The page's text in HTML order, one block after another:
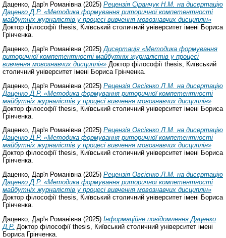
Даценко, Дар'я Романівна(2025) Рецензія Сіранчук Н.М. на дисертацію
Даценко Д.Р. «Методика формування риторичної компетентності
майбутніх журналістів у процесі вивчення мовознавчих дисциплін»
Доктор філософії thesis, Київський столичний університет імені Бориса
Грінченка.
Даценко, Дар'я Романівна (2025) Дисертація «Методика формування
риторичної компетентності майбутніх журналістів у процесі
вивчення мовознавчих дисциплін» Доктор філософії thesis, Київський
столичний університет імені Бориса Грінченка.
Даценко, Дар'я Романівна (2025) Рецензія Овсієнко Л.М. на дисертацію
Даценко Д.Р. «Методика формування риторичної компетентності
майбутніх журналістів у процесі вивчення мовознавчих дисциплін»
Доктор філософії thesis, Київський столичний університет імені Бориса
Грінченка.
Даценко, Дар'я Романівна(2025) Рецензія Овсієнко Л.М. на дисертацію
Даценко Д.Р. «Методика формування риторичної компетентності
майбутніх журналістів у процесі вивчення мовознавчих дисциплін»
Доктор філософії thesis, Київський столичний університет імені Бориса
Грінченка.
Даценко, Дар'я Романівна(2025) Рецензія Овсієнко Л.М. на дисертацію
Даценко Д.Р. «Методика формування риторичної компетентності
майбутніх журналістів у процесі вивчення мовознавчих дисциплін»
Доктор філософії thesis, Київський столичний університет імені Бориса
Грінченка.
Даценко, Дар'я Романівна(2025) Інформаційне повідомлення Даценко
Д.Р. Доктор філософії thesis, Київський столичний університет імені
Бориса Грінченка.